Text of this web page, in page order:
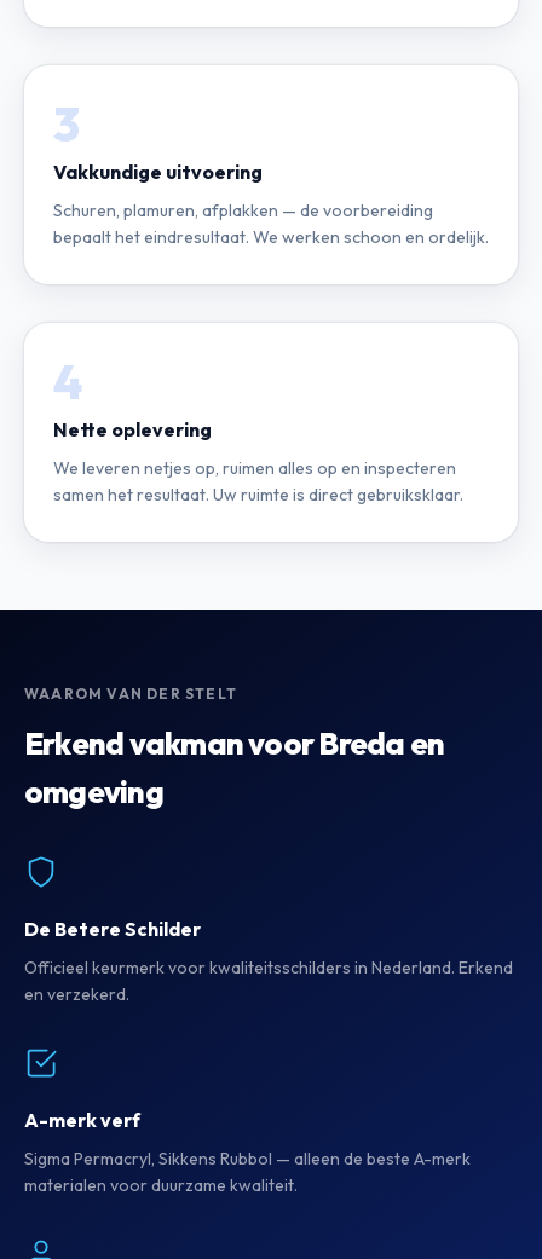
3
Vakkundige uitvoering
Schuren, plamuren, afplakken — de voorbereiding
bepaalt het eindresultaat. We werken schoon en ordelijk.
4
Nette oplevering
We leveren netjes op, ruimen alles op en inspecteren
samen het resultaat. Uw ruimte is direct gebruiksklaar.
WAAROM VAN DER STELT
Erkend vakman voor Breda en
omgeving
De Betere Schilder
Officieel keurmerk voor kwaliteitsschilders in Nederland. Erkend
en verzekerd.
A-merk verf
Sigma Permacryl, Sikkens Rubbol — alleen de beste A-merk
materialen voor duurzame kwaliteit.